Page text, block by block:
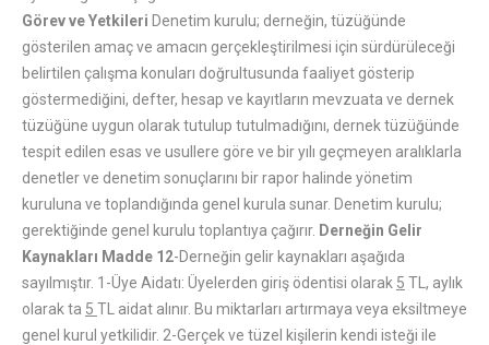
Görev ve Yetkileri Denetim kurulu; derneğin, tüzüğünde
gösterilen amaç ve amacın gerçekleştirilmesi için sürdürüleceği
belirtilen çalışma konuları doğrultusunda faaliyet gösterip
göstermediğini, defter, hesap ve kayıtların mevzuata ve dernek
tüzüğüne uygun olarak tutulup tutulmadığını, dernek tüzüğünde
tespit edilen esas ve usullere göre ve bir yılı geçmeyen aralıklarla
denetler ve denetim sonuçlarını bir rapor halinde yönetim
kuruluna ve toplandığında genel kurula sunar. Denetim kurulu;
gerektiğinde genel kurulu toplantıya çağırır. Derneğin Gelir
Kaynakları Madde 12-Derneğin gelir kaynakları aşağıda
sayılmıştır. 1-Üye Aidatı: Üyelerden giriş ödentisi olarak 5 TL, aylık
olarak ta 5 TL aidat alınır. Bu miktarları artırmaya veya eksiltmeye
genel kurul yetkilidir. 2-Gerçek ve tüzel kişilerin kendi isteği ile